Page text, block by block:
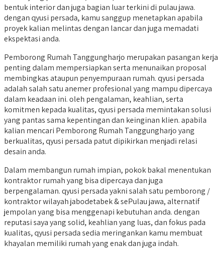
bentuk interior dan juga bagian luar terkini di pulau jawa.
dengan qyusi persada, kamu sanggup menetapkan apabila
proyek kalian melintas dengan lancar dan juga memadati
ekspektasi anda.
Pemborong Rumah Tanggungharjo merupakan pasangan kerja
penting dalam mempersiapkan serta menunaikan proposal
membingkas ataupun penyempuraan rumah. qyusi persada
adalah salah satu anemer profesional yang mampu dipercaya
dalam keadaan ini. oleh pengalaman, keahlian, serta
komitmen kepada kualitas, qyusi persada memintakan solusi
yang pantas sama kepentingan dan keinginan klien. apabila
kalian mencari Pemborong Rumah Tanggungharjo yang
berkualitas, qyusi persada patut dipikirkan menjadi relasi
desain anda.
Dalam membangun rumah impian, pokok bakal menentukan
kontraktor rumah yang bisa dipercaya dan juga
berpengalaman. qyusi persada yakni salah satu pemborong /
kontraktor wilayah jabodetabek & sePulau jawa, alternatif
jempolan yang bisa menggenapi kebutuhan anda. dengan
reputasi saya yang solid, keahlian yang luas, dan fokus pada
kualitas, qyusi persada sedia meringankan kamu membuat
khayalan memiliki rumah yang enak dan juga indah.